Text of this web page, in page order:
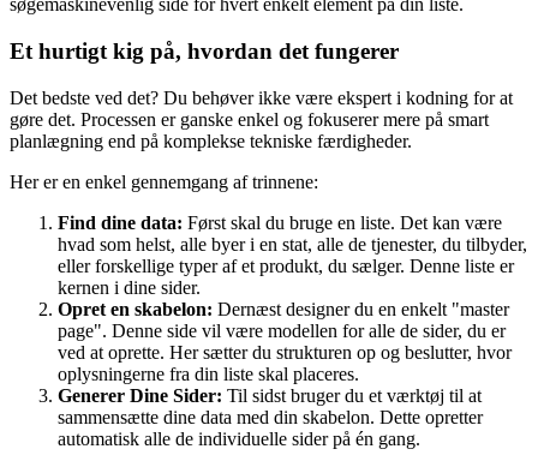
søgemaskinevenlig side for hvert enkelt element på din liste.
Et hurtigt kig på, hvordan det fungerer
Det bedste ved det? Du behøver ikke være ekspert i kodning for at
gøre det. Processen er ganske enkel og fokuserer mere på smart
planlægning end på komplekse tekniske færdigheder.
Her er en enkel gennemgang af trinnene:
Find dine data: Først skal du bruge en liste. Det kan være
hvad som helst, alle byer i en stat, alle de tjenester, du tilbyder,
eller forskellige typer af et produkt, du sælger. Denne liste er
kernen i dine sider.
Opret en skabelon: Dernæst designer du en enkelt "master
page". Denne side vil være modellen for alle de sider, du er
ved at oprette. Her sætter du strukturen op og beslutter, hvor
oplysningerne fra din liste skal placeres.
Generer Dine Sider: Til sidst bruger du et værktøj til at
sammensætte dine data med din skabelon. Dette opretter
automatisk alle de individuelle sider på én gang.